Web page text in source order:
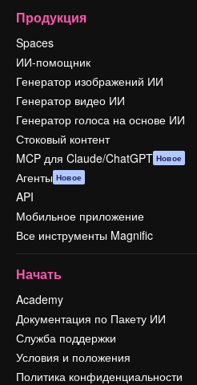
Продукция
Spaces
ИИ-помощник
Генератор изображений ИИ
Генератор видео ИИ
Генератор голоса на основе ИИ
Стоковый контент
MCP для Claude/ChatGPT Новое
Агенты Новое
API
Мобильное приложение
Все инструменты Magnific
Начать
Academy
Документация по Пакету ИИ
Служба поддержки
Условия и положения
Политика конфиденциальности